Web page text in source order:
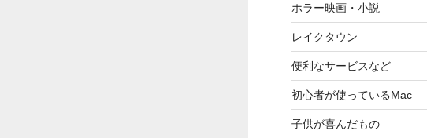
ホラー映画・小説
レイクタウン
便利なサービスなど
初心者が使っているMac
子供が喜んだもの